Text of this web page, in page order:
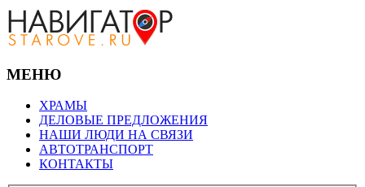
МЕНЮ
ХРАМЫ
ДЕЛОВЫЕ ПРЕДЛОЖЕНИЯ
НАШИ ЛЮДИ НА СВЯЗИ
АВТОТРАНСПОРТ
КОНТАКТЫ